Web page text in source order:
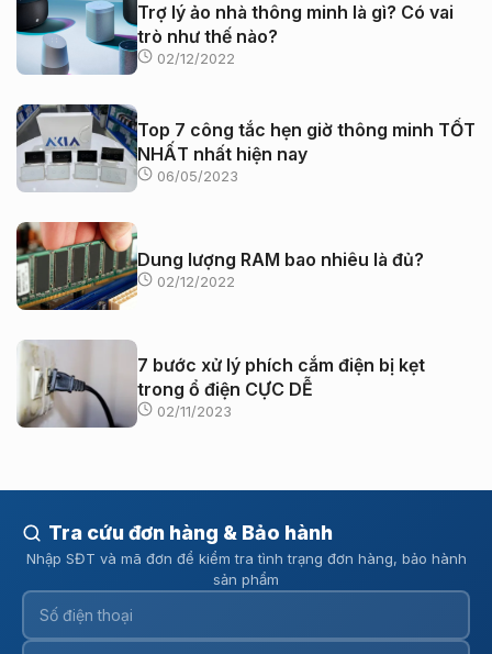
Trợ lý ảo nhà thông minh là gì? Có vai
trò như thế nào?
02/12/2022
Top 7 công tắc hẹn giờ thông minh TỐT
NHẤT nhất hiện nay
06/05/2023
Dung lượng RAM bao nhiêu là đủ?
02/12/2022
7 bước xử lý phích cắm điện bị kẹt
trong ổ điện CỰC DỄ
02/11/2023
Tra cứu đơn hàng & Bảo hành
Nhập SĐT và mã đơn để kiểm tra tình trạng đơn hàng, bảo hành
sản phẩm